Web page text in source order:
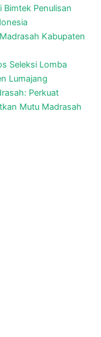
Bimtek Penulisan
Kabupaten
Seleksi Lomba
Lumajang
Perkuat
Mutu Madrasah